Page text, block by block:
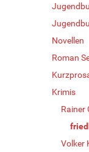
Novellen
Roman
Krimis
Rainer
Volker